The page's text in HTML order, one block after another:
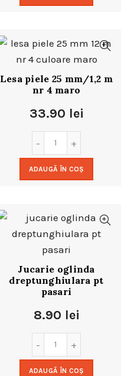
Lesa piele 25 mm/1,2 m
nr 4 maro
33.90 lei
ADAUGĂ ÎN COȘ
Jucarie oglinda
dreptunghiulara pt
pasari
8.90 lei
ADAUGĂ ÎN COȘ